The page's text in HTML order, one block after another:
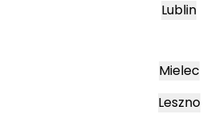
Lublin
Mielec
Leszno